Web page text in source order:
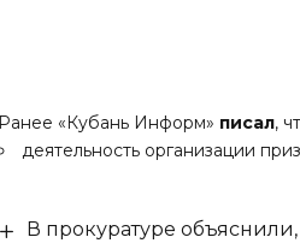
Ранее «Кубань Информ» писал,
деятельность организации
В прокуратуре